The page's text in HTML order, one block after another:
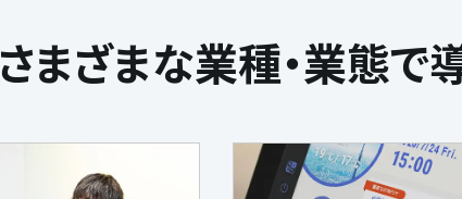
さまざまな業種・業態で